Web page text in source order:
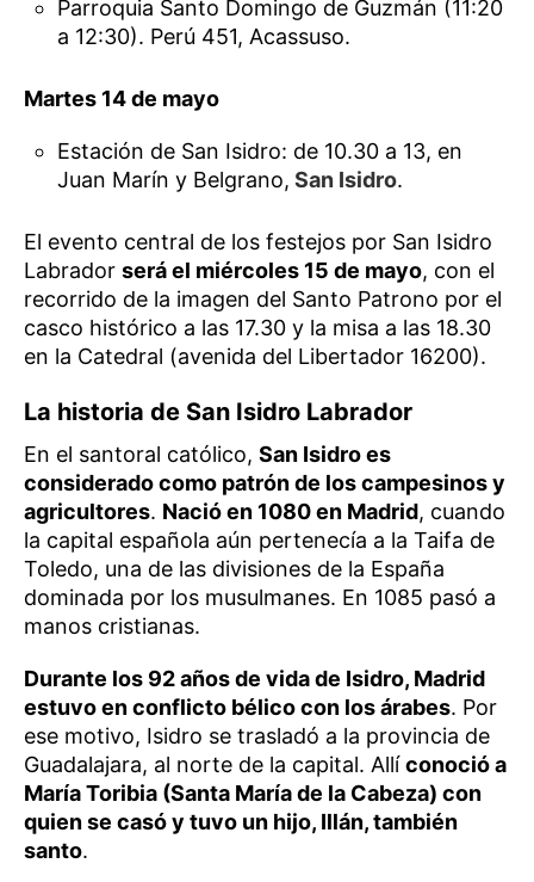
Parroquia Santo Domingo de Guzmán (11:20
a 12:30). Perú 451, Acassuso.
Martes 14 de mayo
Estación de San Isidro: de 10.30 a 13, en
Juan Marín y Belgrano, San Isidro.
El evento central de los festejos por San Isidro
Labrador será el miércoles 15 de mayo, con el
recorrido de la imagen del Santo Patrono por el
casco histórico a las 17.30 y la misa a las 18.30
en la Catedral (avenida del Libertador 16200).
La historia de San Isidro Labrador
En el santoral católico, San Isidro es
considerado como patrón de los campesinos y
agricultores. Nació en 1080 en Madrid, cuando
la capital española aún pertenecía a la Taifa de
Toledo, una de las divisiones de la España
dominada por los musulmanes. En 1085 pasó a
manos cristianas.
Durante los 92 años de vida de Isidro, Madrid
estuvo en conflicto bélico con los árabes. Por
ese motivo, Isidro se trasladó a la provincia de
Guadalajara, al norte de la capital. Allíconoció a
María Toribia (Santa María de la Cabeza) con
quien se casó y tuvo un hijo, Illán, también
santo.